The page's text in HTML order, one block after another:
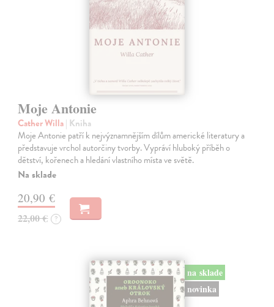
Moje Antonie
Cather Willa| Kniha
Moje Antonie patří k nejvýznamnějším dílům americké literatury a
představuje vrchol autorčiny tvorby. Vypráví hluboký příběh o
dětství, kořenech a hledání vlastního místa ve světě.
Na sklade
20,90 €
22,00 € ?
na sklade
novinka